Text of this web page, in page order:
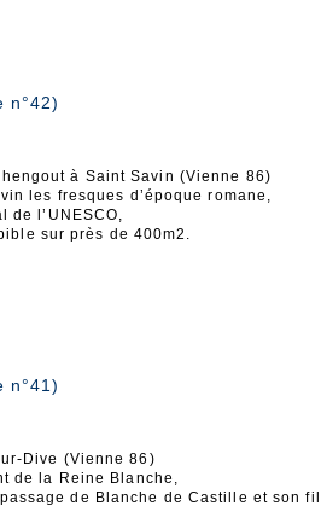
n°42)
à Saint Savin (Vienne 86)
les fresques d’époque romane,
de l’UNESCO,
sur près de 400m2.
n°41)
Dive (Vienne 86)
de la Reine Blanche,
de Blanche de Castille et son